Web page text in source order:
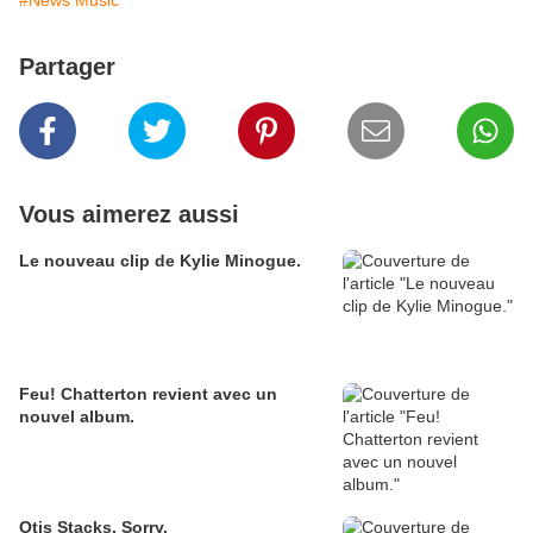
Partager
Vous aimerez aussi
Le nouveau clip de Kylie Minogue.
Feu! Chatterton revient avec un
nouvel album.
Otis Stacks, Sorry.